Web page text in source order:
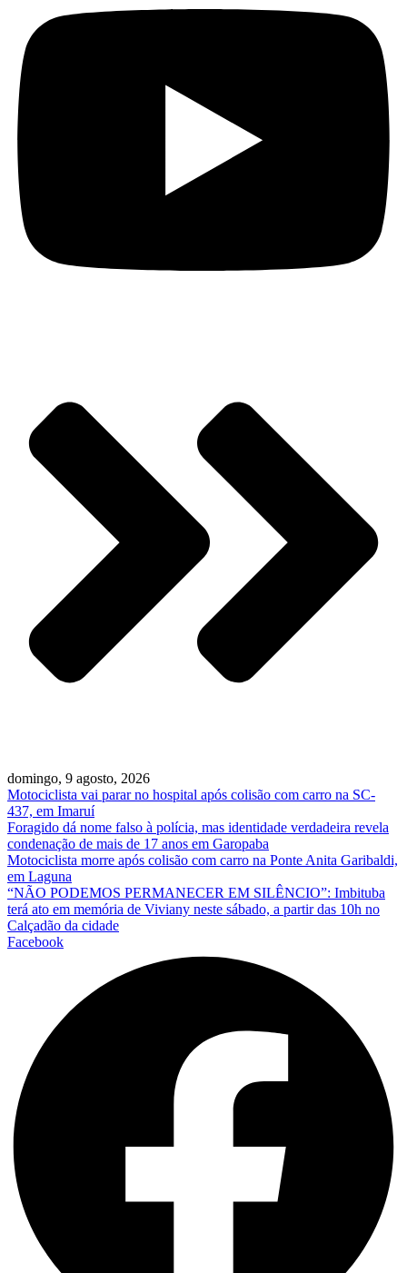
domingo, 9 agosto, 2026
Motociclista vai parar no hospital após colisão com carro na SC-
437, em Imaruí
Foragido dá nome falso à polícia, mas identidade verdadeira revela
condenação de mais de 17 anos em Garopaba
Motociclista morre após colisão com carro na Ponte Anita Garibaldi,
em Laguna
“NÃO PODEMOS PERMANECER EM SILÊNCIO”: Imbituba
terá ato em memória de Viviany neste sábado, a partir das 10h no
Calçadão da cidade
Facebook